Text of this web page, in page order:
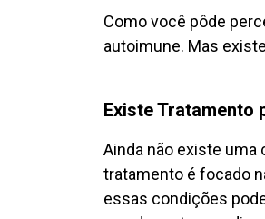
Como você pôde
autoimune. Mas
Existe Tratamento
Ainda não existe uma
tratamento é focado
essas condições